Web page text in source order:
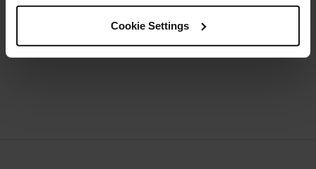
Cookie Settings
Étape 7
Remettez au congélateur pendant 1 heure pour
permettre au chocolat de durcir.